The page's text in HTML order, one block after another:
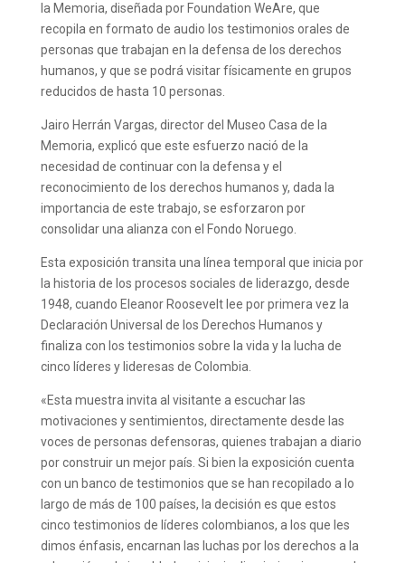
la Memoria, diseñada por Foundation WeAre, que
recopila en formato de audio los testimonios orales de
personas que trabajan en la defensa de los derechos
humanos, y que se podrá visitar físicamente en grupos
reducidos de hasta 10 personas.
Jairo Herrán Vargas, director del Museo Casa de la
Memoria, explicó que este esfuerzo nació de la
necesidad de continuar con la defensa y el
reconocimiento de los derechos humanos y, dada la
importancia de este trabajo, se esforzaron por
consolidar una alianza con el Fondo Noruego.
Esta exposición transita una línea temporal que inicia por
la historia de los procesos sociales de liderazgo, desde
1948, cuando Eleanor Roosevelt lee por primera vez la
Declaración Universal de los Derechos Humanos y
finaliza con los testimonios sobre la vida y la lucha de
cinco líderes y lideresas de Colombia.
«Esta muestra invita al visitante a escuchar las
motivaciones y sentimientos, directamente desde las
voces de personas defensoras, quienes trabajan a diario
por construir un mejor país. Si bien la exposición cuenta
con un banco de testimonios que se han recopilado a lo
largo de más de 100 países, la decisión es que estos
cinco testimonios de líderes colombianos, a los que les
dimos énfasis, encarnan las luchas por los derechos a la